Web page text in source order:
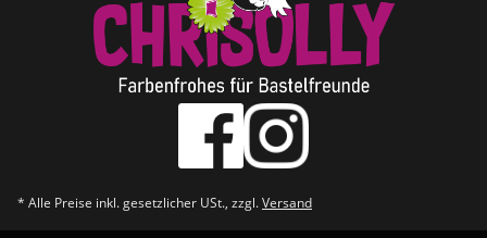
* Alle Preise inkl. gesetzlicher USt., zzgl.Versand